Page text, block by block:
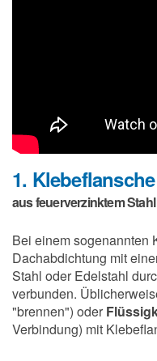
1. Klebeflansche
aus feuerverzinktem
Bei einem sogenannten
Dachabdichtung mit
Stahl oder Edelstahl
verbunden.
"brennen") oder
Verbindung) mit